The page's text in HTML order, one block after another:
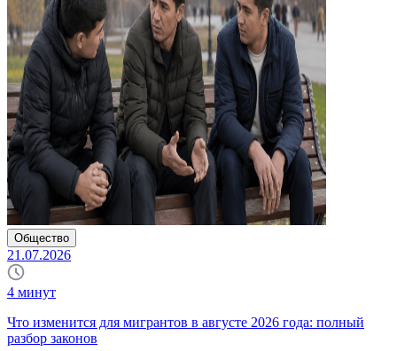
Общество
21.07.2026
4 минут
Что изменится для мигрантов в августе 2026 года: полный
разбор законов